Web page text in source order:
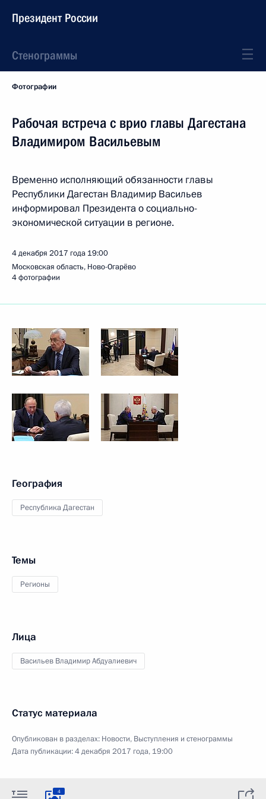
Президент России
Стенограммы
Фотографии
Рабочая встреча с врио главы Дагестана
Владимиром Васильевым
Временно исполняющий обязанности главы
Республики Дагестан Владимир Васильев
информировал Президента о социально-
экономической ситуации в регионе.
4 декабря 2017 года 19:00
Московская область, Ново-Огарёво
4 фотографии
География
Республика Дагестан
Темы
Регионы
Лица
Васильев Владимир Абдуалиевич
Статус материала
Опубликован в разделах: Новости, Выступления и стенограммы
Дата публикации:4 декабря 2017 года, 19:00
4